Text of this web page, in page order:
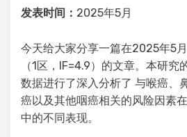
发表时间： 2025年5月
今天给大家分享一篇在2025年5
（1区，IF=4.9）的文章。本研究
数据进行了深入分析了 与喉癌、
癌以及其他咽癌相关的风险因素
中的不同表现。